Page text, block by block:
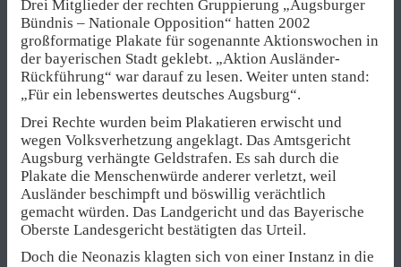
Drei Mitglieder der rechten Gruppierung „Augsburger
Bündnis – Nationale Opposition“ hatten 2002
großformatige Plakate für sogenannte Aktionswochen in
der bayerischen Stadt geklebt. „Aktion Ausländer-
Rückführung“ war darauf zu lesen. Weiter unten stand:
„Für ein lebenswertes deutsches Augsburg“.
Drei Rechte wurden beim Plakatieren erwischt und
wegen Volksverhetzung angeklagt. Das Amtsgericht
Augsburg verhängte Geldstrafen. Es sah durch die
Plakate die Menschenwürde anderer verletzt, weil
Ausländer beschimpft und böswillig verächtlich
gemacht würden. Das Landgericht und das Bayerische
Oberste Landesgericht bestätigten das Urteil.
Doch die Neonazis klagten sich von einer Instanz in die